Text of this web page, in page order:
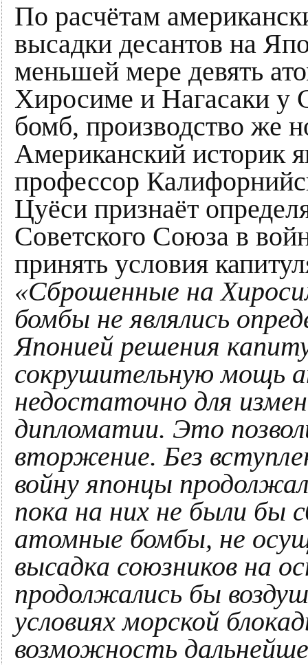
По расчётам
высадки десантов на
меньшей мере девять
Хиросиме и Нагасаки
бомб, производство же
Американский историк
профессор
Цуёси признаёт
Советского Союза в
принять условия
«Сброшенные на
бомбы не являлись
Японией решения
сокрушительную мощь
недостаточно для
дипломатии. Это
вторжение. Без
войну японцы
пока на них не были бы
атомные бомбы, не
высадка союзников на
продолжались бы
условиях морской
возможность